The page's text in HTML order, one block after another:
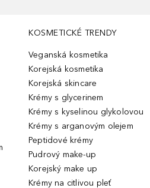
KOSMETICKÉ TRENDY
Veganská kosmetika
Korejská kosmetika
Korejská skincare
Krémy s glycerinem
Krémy s kyselinou glykolovou
Krémy s arganovým olejem
Peptidové krémy
Pudrový make-up
Korejský make up
Krémy na citlivou pleť